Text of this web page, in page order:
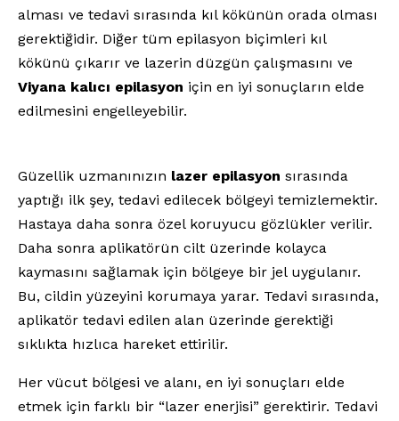
alması ve tedavi sırasında kıl kökünün orada olması
gerektiğidir. Diğer tüm epilasyon biçimleri kıl
kökünü çıkarır ve lazerin düzgün çalışmasını ve
Viyana kalıcı epilasyon için en iyi sonuçların elde
edilmesini engelleyebilir.
Güzellik uzmanınızın lazer epilasyon sırasında
yaptığı ilk şey, tedavi edilecek bölgeyi temizlemektir.
Hastaya daha sonra özel koruyucu gözlükler verilir.
Daha sonra aplikatörün cilt üzerinde kolayca
kaymasını sağlamak için bölgeye bir jel uygulanır.
Bu, cildin yüzeyini korumaya yarar. Tedavi sırasında,
aplikatör tedavi edilen alan üzerinde gerektiği
sıklıkta hızlıca hareket ettirilir.
Her vücut bölgesi ve alanı, en iyi sonuçları elde
etmek için farklı bir “lazer enerjisi” gerektirir. Tedavi